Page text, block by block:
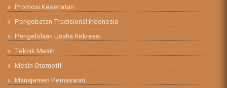
Promosi Kesehatan
Pengobatan Tradisional Indonesia
Pengelolaan Usaha Rekreasi
Teknik Mesin
Mesin Otomotif
Manajemen Pemasaran